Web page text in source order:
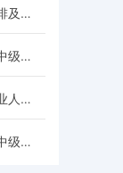
收藏！2024年上半年银行从业考试安排及题型题量
2024年上半年银行业专业人员初级和中级职业资格考试报名公告
关于推迟举行2022年下半年银行业专业人员职业资格考试的公告
2022年下半年银行业专业人员初级和中级职业资格考试报名公告